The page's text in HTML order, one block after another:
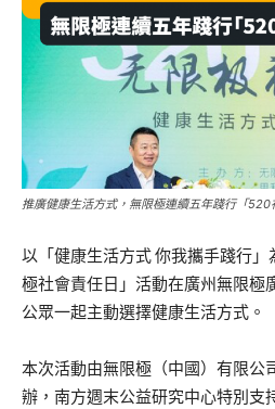
推廣健康生活方式，無限極連續五年踐行「520
以「健康生活方式 你我攜手踐行
極社會責任日」活動在廣州無限極
公眾一起主動選擇健康生活方式。
本次活動由無限極（中國）有限公
辦，南方週末公益研究中心特別支